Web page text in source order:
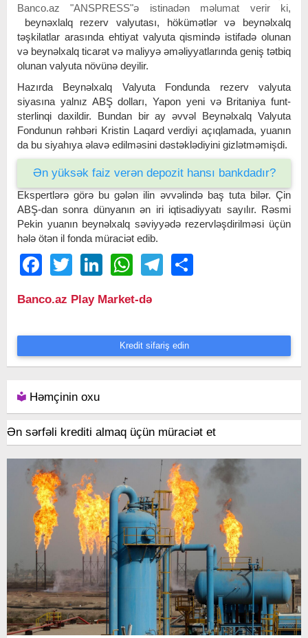
Banco.az "ANSPRESS"ə istinadən məlumat verir ki,
beynəxlalq rezerv valyutası, hökümətlər və beynəlxalq
təşkilatlar arasında ehtiyat valyuta qismində istifadə olunan
və beynəlxalq ticarət və maliyyə əməliyyatlarında geniş tətbiq
olunan valyuta növünə deyilir.
Hazırda Beynəlxalq Valyuta Fondunda rezerv valyuta
siyasına yalnız ABŞ dolları, Yapon yeni və Britaniya funt-
sterlinqi daxildir. Bundan bir ay əvvəl Beynəlxalq Valyuta
Fondunun rəhbəri Kristin Laqard verdiyi açıqlamada, yuanın
da bu siyahıya əlavə edilməsini dəstəklədiyini gizlətməmişdi.
Ən yüksək faiz verən depozit hansı bankdadır?
Ekspertlərə görə bu gələn ilin əvvəlində baş tuta bilər. Çin
ABŞ-dan sonra dünyanın ən iri iqtisadiyyatı sayılır. Rəsmi
Pekin yuanın beynəlxalq səviyyədə rezervləşdirilməsi üçün
hələ ötən il fonda müraciət edib.
FacebookTwitter LinkedIn WhatsAppTelegram
Banco.az Play Market-də
Kredit sifariş edin
Həmçinin oxu
Ən sərfəli krediti almaq üçün müraciət et